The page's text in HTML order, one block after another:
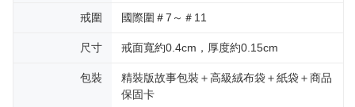
戒圍 國際圍＃7～＃11
尺寸 戒面寬約0.4cm，厚度約0.15cm
包裝
精裝版故事包裝＋高級絨布袋＋紙袋＋商品
保固卡